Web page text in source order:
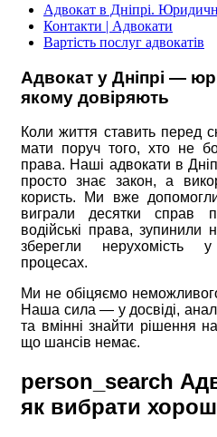
Адвокат в Дніпрі.
Контакти | Адвокати
Вартість послуг адвокатів
Адвокат у Дніпрі —
якому довіряють
Коли життя ставить перед
мати поруч того, хто не
права. Наші адвокати в
просто знає закон, а
користь. Ми вже
виграли десятки справ
водійські права, зупинили
зберегли нерухомість
процесах.
Ми не обіцяємо
Наша сила — у досвіді,
та вмінні знайти рішення
що шансів немає.
person_search
як вибрати